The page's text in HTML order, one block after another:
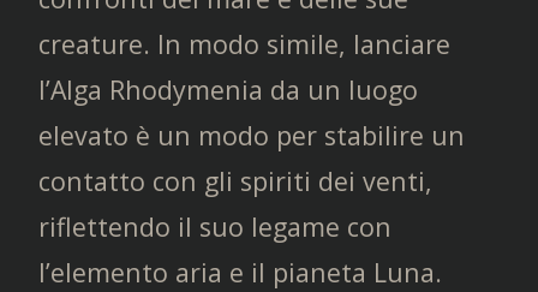
creature. In modo simile, lanciare
l’Alga Rhodymenia da un luogo
elevato è un modo per stabilire un
contatto con gli spiriti dei venti,
riflettendo il suo legame con
l’elemento aria e il pianeta Luna.